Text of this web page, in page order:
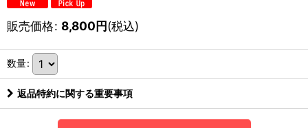
販売価格: 8,800円(税込)
数量:
返品特約に関する重要事項